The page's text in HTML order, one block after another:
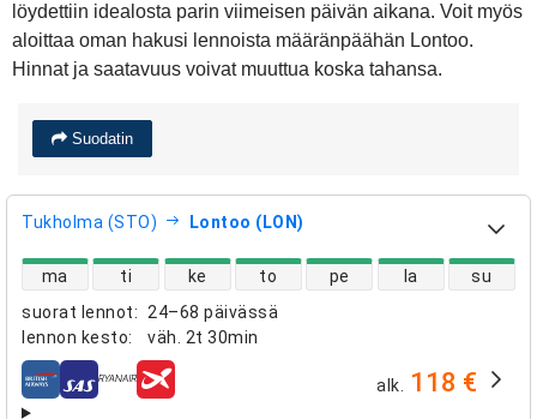
löydettiin idealosta parin viimeisen päivän aikana. Voit myös
aloittaa oman hakusi lennoista määränpäähän Lontoo.
Hinnat ja saatavuus voivat muuttua koska tahansa.
Suodatin
Tukholma (STO) Lontoo (LON)
suorat lennot:
24–68 päivässä
lennon kesto: väh. 2t 30min
suorien lentojen saatavuus
ma ti ke to pe la su
lentoyhtiöt alk. 118 €